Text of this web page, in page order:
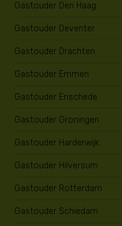
Gastouder Den Haag
Gastouder Deventer
Gastouder Drachten
Gastouder Emmen
Gastouder Enschede
Gastouder Groningen
Gastouder Harderwijk
Gastouder Hilversum
Gastouder Rotterdam
Gastouder Schiedam